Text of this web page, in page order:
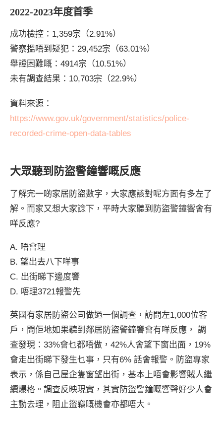
2022-2023年度首季
成功檢控：1,359宗（2.91%）
警察搵唔到疑犯：29,452宗（63.01%）
舉證困難嘅：4914宗（10.51%）
未有調查結果：10,703宗（22.9%）
資料來源：
https://www.gov.uk/government/statistics/police-
recorded-crime-open-data-tables
大眾聽到防盜警鐘響嘅反應
了解完一啲家居防盜數字，大家應該對呢方面有多左了
解。而家又想大家諗下，平時大家聽到防盜警鐘響會有
咩反應?
A. 唔會理
B. 望出去八下咩事
C. 出街睇下邊度響
D. 唔理3721報警先
英國有家居防盜公司做過一個調查，訪問左1,000位客
戶，問佢地如果聽到鄰居防盜警鐘響會有咩反應， 調
查發現：33%會乜都唔做，42%人會望下窗出面，19%
會走出街睇下發生乜事，只有6% 話會報警。防盜專家
表示，係自己屋企隻窗望出街，基本上唔會影響賊人繼
續爆格。調查反映現實，其實防盜警鐘嘅響聲好少人會
主動去理，阻止盜竊嘅機會亦都唔大。